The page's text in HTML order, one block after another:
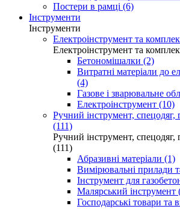
Постери в рамці (6)
Інструменти
Інструменти
Електроінструмент та
Електроінструмент та
Бетономішалки (2)
Витратні матеріали до
(4)
Газове і зварювальне
Електроінструмент (10)
Ручний інструмент, спецодяг,
(111)
Ручний інструмент, спецодяг,
(111)
Абразивні матеріали (1)
Вимірювальні прилади
Інструмент для
Малярський інструмент
Господарські товари та